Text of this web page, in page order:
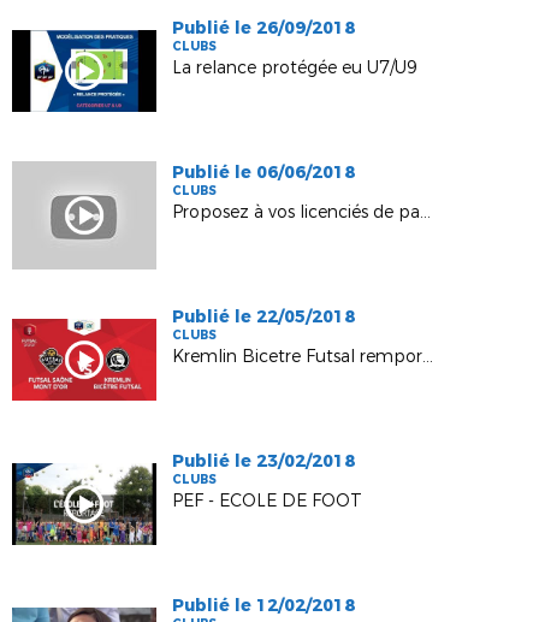
Publié le 26/09/2018
CLUBS
La relance protégée eu U7/U9
Publié le 06/06/2018
CLUBS
Proposez à vos licenciés de payer leur cotisation en ligne !
Publié le 22/05/2018
CLUBS
Kremlin Bicetre Futsal remporte la Coupe nationale
Publié le 23/02/2018
CLUBS
PEF - ECOLE DE FOOT
Publié le 12/02/2018